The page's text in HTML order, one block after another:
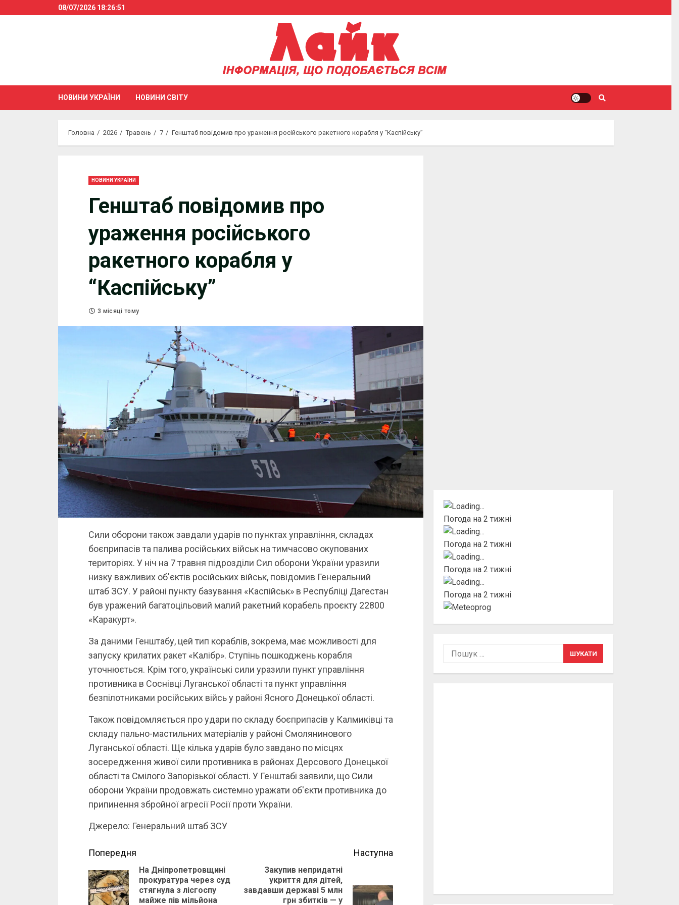
to
08/07/2026 18:26:52
НОВИНИ УКРАЇНИ НОВИНИ СВІТУ
Головна 2026 Травень 7 Генштаб повідомив про ураження російського ракетного корабля у “Каспійську”
НОВИНИ УКРАЇНИ
Генштаб повідомив про
ураження російського
ракетного корабля у
“Каспійську”
3 місяці тому
Сили оборони також завдали ударів по пунктах управління, складах
боєприпасів та палива російських військ на тимчасово окупованих
територіях. У ніч на 7 травня підрозділи Сил оборони України уразили
низку важливих об'єктів російських військ, повідомив Генеральний
штаб ЗСУ. У районі пункту базування «Каспійськ» в Республіці Дагестан
був уражений багатоцільовий малий ракетний корабель проєкту 22800
«Каракурт».
За даними Генштабу, цей тип кораблів, зокрема, має можливості для
запуску крилатих ракет «Калібр». Ступінь пошкоджень корабля
уточнюється. Крім того, українські сили уразили пункт управління
противника в Соснівці Луганської області та пункт управління
безпілотниками російських війсь у районі Ясного Донецької області.
Також повідомляється про удари по складу боєприпасів у Калмиківці та
складу пально-мастильних матеріалів у районі Смолянинового
Луганської області. Ще кілька ударів було завдано по місцях
зосередження живої сили противника в районах Дерсового Донецької
області та Смілого Запорізької області. У Генштабі заявили, що Сили
оборони України продовжать системно уражати об'єкти противника до
припинення збройної агресії Росії проти України.
Джерело: Генеральний штаб ЗСУ
Continue
Reading
Попередня
Previous
На Дніпропетровщині
прокуратура через суд
стягнула з лісгоспу
майже пів мільйона
Наступна
Закупив непридатні
укриття для дітей,
завдавши державі 5 млн
грн збитків — у
Погода на 2 тижні
Погода на 2 тижні
Погода на 2 тижні
Погода на 2 тижні
Пошук: